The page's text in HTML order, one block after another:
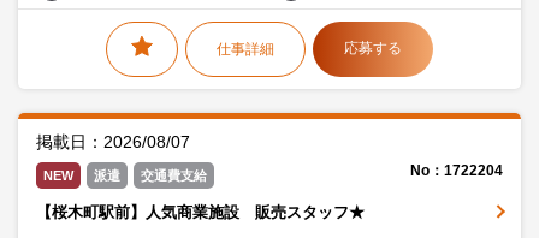
仕事詳細 応募する
掲載日：2026/08/07
NEW 派遣 交通費支給 No：1722204
【桜木町駅前】人気商業施設 販売スタッフ★